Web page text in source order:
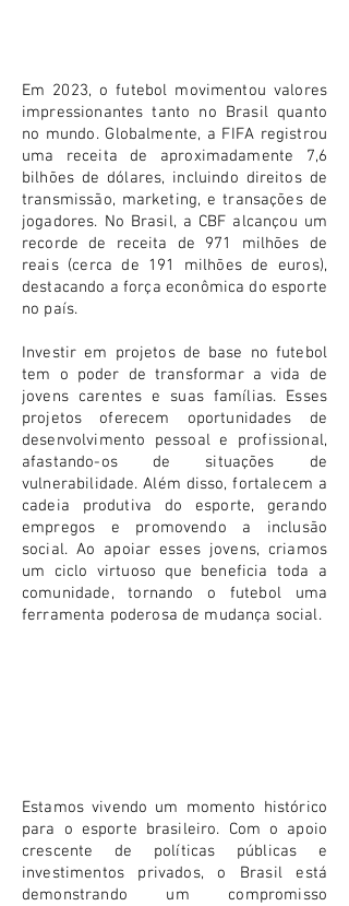
Em 2023, o futebol movimentou valores
impressionantes tanto no Brasil quanto
no mundo. Globalmente, a FIFA registrou
uma receita de aproximadamente 7,6
bilhões de dólares, incluindo direitos de
transmissão, marketing, e transações de
jogadores. No Brasil, a CBF alcançou um
recorde de receita de 971 milhões de
reais (cerca de 191 milhões de euros),
destacando a força econômica do esporte
no país​​.
Investir em projetos de base no futebol
tem o poder de transformar a vida de
jovens carentes e suas famílias. Esses
projetos oferecem oportunidades de
desenvolvimento pessoal e profissional,
afastando-os de situações de
vulnerabilidade. Além disso, fortalecem a
cadeia produtiva do esporte, gerando
empregos e promovendo a inclusão
social. Ao apoiar esses jovens, criamos
um ciclo virtuoso que beneficia toda a
comunidade, tornando o futebol uma
ferramenta poderosa de mudança social.
Estamos vivendo um momento histórico
para o esporte brasileiro. Com o apoio
crescente de políticas públicas e
investimentos privados, o Brasil está
demonstrando um compromisso